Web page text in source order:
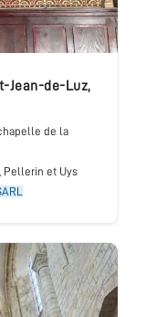
Jean-de-Luz,
de la
Pellerin et Uys